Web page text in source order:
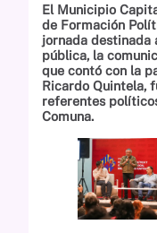
El Municipio
de Formación
jornada
pública, la
que contó con la
Ricardo Quintela,
referentes
Comuna.